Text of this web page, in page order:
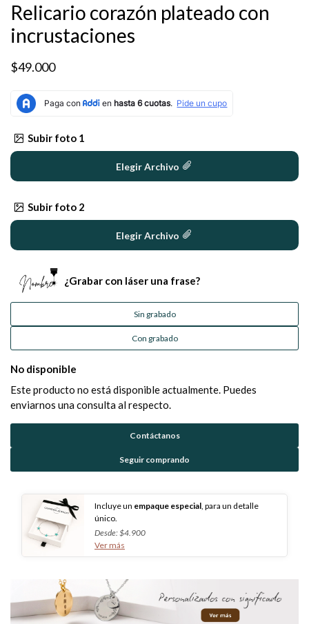
Relicario corazón plateado con
incrustaciones
$49.000
Subir foto 1
Elegir Archivo
Subir foto 2
Elegir Archivo
¿Grabar con láser una frase?
Sin grabado
Con grabado
No disponible
Este producto no está disponible actualmente. Puedes
enviarnos una consulta al respecto.
Contáctanos
Seguir comprando
Incluye un empaque especial , para un detalle
único.
Desde: $4.900
Ver más